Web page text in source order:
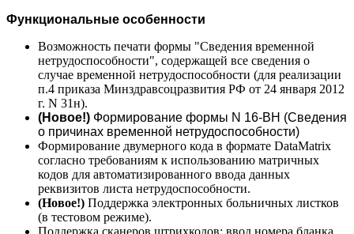
Функциональные особенности
Возможность печати формы "Сведения временной
нетрудоспособности", содержащей все сведения о
случае временной нетрудоспособности (для реализации
п.4 приказа Минздравсоцразвития РФ от 24 января 2012
г. N 31н).
(Новое!) Формирование формы N 16-ВН (Сведения
о причинах временной нетрудоспособности)
Формирование двумерного кода в формате DataMatrix
согласно требованиям к использованию матричных
кодов для автоматизированного ввода данных
реквизитов листа нетрудоспособности.
(Новое!) Поддержка электронных больничных листков
(в тестовом режиме).
Поддержка сканеров штрихкодов: ввод номера бланка,